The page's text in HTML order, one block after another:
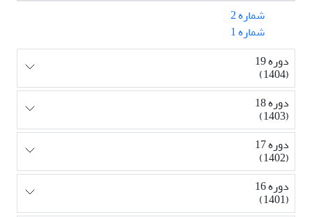
شماره 2
شماره 1
دوره 19
(1404)
دوره 18
(1403)
دوره 17
(1402)
دوره 16
(1401)